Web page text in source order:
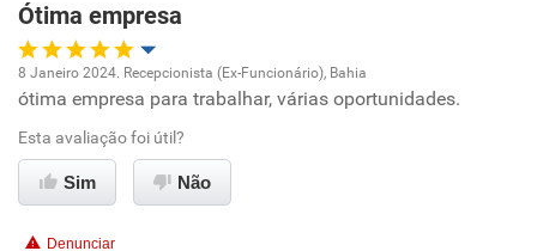
Recomenda esta empresa
Recomenda a diretoria
Ótima empresa
Oportunidade de promoção
Ambiente de trabalho
8 Janeiro 2024. Recepcionista (Ex-Funcionário), Bahia
ótima empresa para trabalhar, várias oportunidades.
Esta avaliação foi útil?
Sim Não
Denunciar